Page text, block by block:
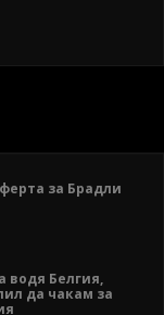
за Брадли
водя Белгия,
да чакам за